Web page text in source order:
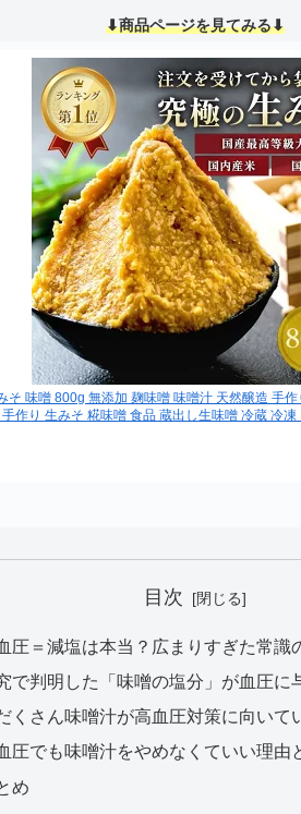
⬇商品ページを見てみる⬇
そ 味噌 800g 無添加 麹味噌 味噌汁 天然醸造 手
作り 生みそ 糀味噌 食品 蔵出し生味噌 冷蔵 冷凍
目次
圧＝減塩は本当？広まりすぎた常識
で判明した「味噌の塩分」が血圧に
くさん味噌汁が高血圧対策に向いて
圧でも味噌汁をやめなくていい理由
め